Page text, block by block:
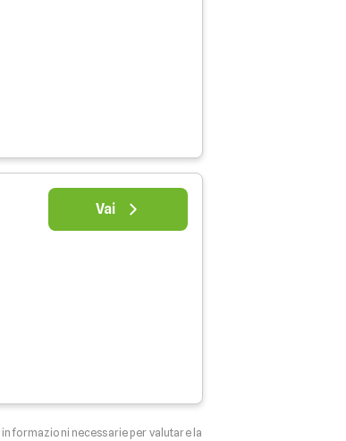
Vai
necessarie per valutare la